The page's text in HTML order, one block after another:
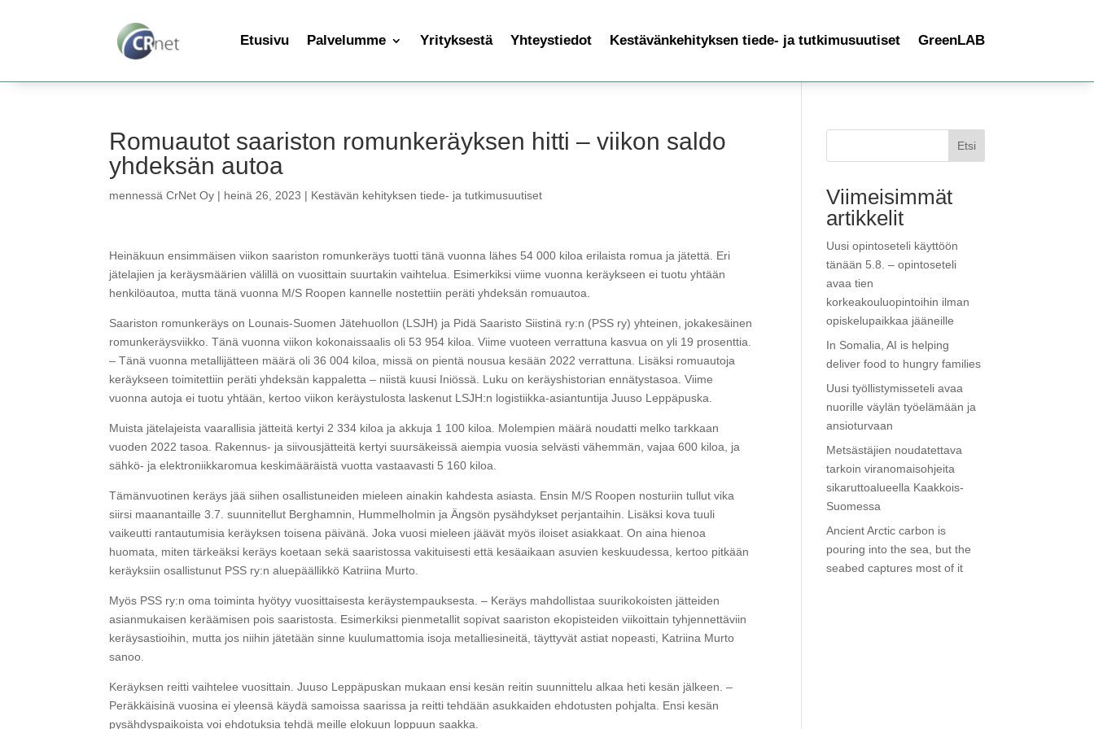
Etusivu Palvelumme Yrityksestä Yhteystiedot Kestävänkehityksen tiede- ja tutkimusuutiset GreenLAB
Romuautot saariston romunkeräyksen hitti – viikon saldo
yhdeksän autoa
mennessäCrNet Oy | heinä 26, 2023 | Kestävän kehityksen tiede- ja tutkimusuutiset
Heinäkuun ensimmäisen viikon saariston romunkeräys tuotti tänä vuonna lähes 54 000 kiloa erilaista romua ja jätettä. Eri
jätelajien ja keräysmäärien välillä on vuosittain suurtakin vaihtelua. Esimerkiksi viime vuonna keräykseen ei tuotu yhtään
henkilöautoa, mutta tänä vuonna M/S Roopen kannelle nostettiin peräti yhdeksän romuautoa.
Saariston romunkeräys on Lounais-Suomen Jätehuollon (LSJH) ja Pidä Saaristo Siistinä ry:n (PSS ry) yhteinen, jokakesäinen
romunkeräysviikko. Tänä vuonna viikon kokonaissaalis oli 53 954 kiloa. Viime vuoteen verrattuna kasvua on yli 19 prosenttia.
– Tänä vuonna metallijätteen määrä oli 36 004 kiloa, missä on pientä nousua kesään 2022 verrattuna. Lisäksi romuautoja
keräykseen toimitettiin peräti yhdeksän kappaletta – niistä kuusi Iniössä. Luku on keräyshistorian ennätystasoa. Viime
vuonna autoja ei tuotu yhtään, kertoo viikon keräystulosta laskenut LSJH:n logistiikka-asiantuntija Juuso Leppäpuska.
Muista jätelajeista vaarallisia jätteitä kertyi 2 334 kiloa ja akkuja 1 100 kiloa. Molempien määrä noudatti melko tarkkaan
vuoden 2022 tasoa. Rakennus- ja siivousjätteitä kertyi suursäkeissä aiempia vuosia selvästi vähemmän, vajaa 600 kiloa, ja
sähkö- ja elektroniikkaromua keskimääräistä vuotta vastaavasti 5 160 kiloa.
Tämänvuotinen keräys jää siihen osallistuneiden mieleen ainakin kahdesta asiasta. Ensin M/S Roopen nosturiin tullut vika
siirsi maanantaille 3.7. suunnitellut Berghamnin, Hummelholmin ja Ängsön pysähdykset perjantaihin. Lisäksi kova tuuli
vaikeutti rantautumisia keräyksen toisena päivänä. ­Joka vuosi mieleen jäävät myös iloiset asiakkaat. On aina hienoa
huomata, miten tärkeäksi keräys koetaan sekä saaristossa vakituisesti että kesäaikaan asuvien keskuudessa, kertoo pitkään
keräyksiin osallistunut PSS ry:n aluepäällikkö Katriina Murto.
Myös PSS ry:n oma toiminta hyötyy vuosittaisesta keräystempauksesta. – Keräys mahdollistaa suurikokoisten jätteiden
asianmukaisen keräämisen pois saaristosta. Esimerkiksi pienmetallit sopivat saariston ekopisteiden viikoittain tyhjennettäviin
keräysastioihin, mutta jos niihin jätetään sinne kuulumattomia isoja metalliesineitä, täyttyvät astiat nopeasti, Katriina Murto
sanoo.
Keräyksen reitti vaihtelee vuosittain. Juuso Leppäpuskan mukaan ensi kesän reitin suunnittelu alkaa heti kesän jälkeen. –
Peräkkäisinä vuosina ei yleensä käydä samoissa saarissa ja reitti tehdään asukkaiden ehdotusten pohjalta. Ensi kesän
pysähdyspaikoista voi ehdotuksia tehdä meille elokuun loppuun saakka.
Etsi
Viimeisimmät
artikkelit
Uusi opintoseteli käyttöön
tänään 5.8. – opintoseteli
avaa tien
korkeakouluopintoihin ilman
opiskelupaikkaa jääneille
In Somalia, AI is helping
deliver food to hungry families
Uusi työllistymisseteli avaa
nuorille väylän työelämään ja
ansioturvaan
Metsästäjien noudatettava
tarkoin viranomaisohjeita
sikaruttoalueella Kaakkois-
Suomessa
Ancient Arctic carbon is
pouring into the sea, but the
seabed captures most of it